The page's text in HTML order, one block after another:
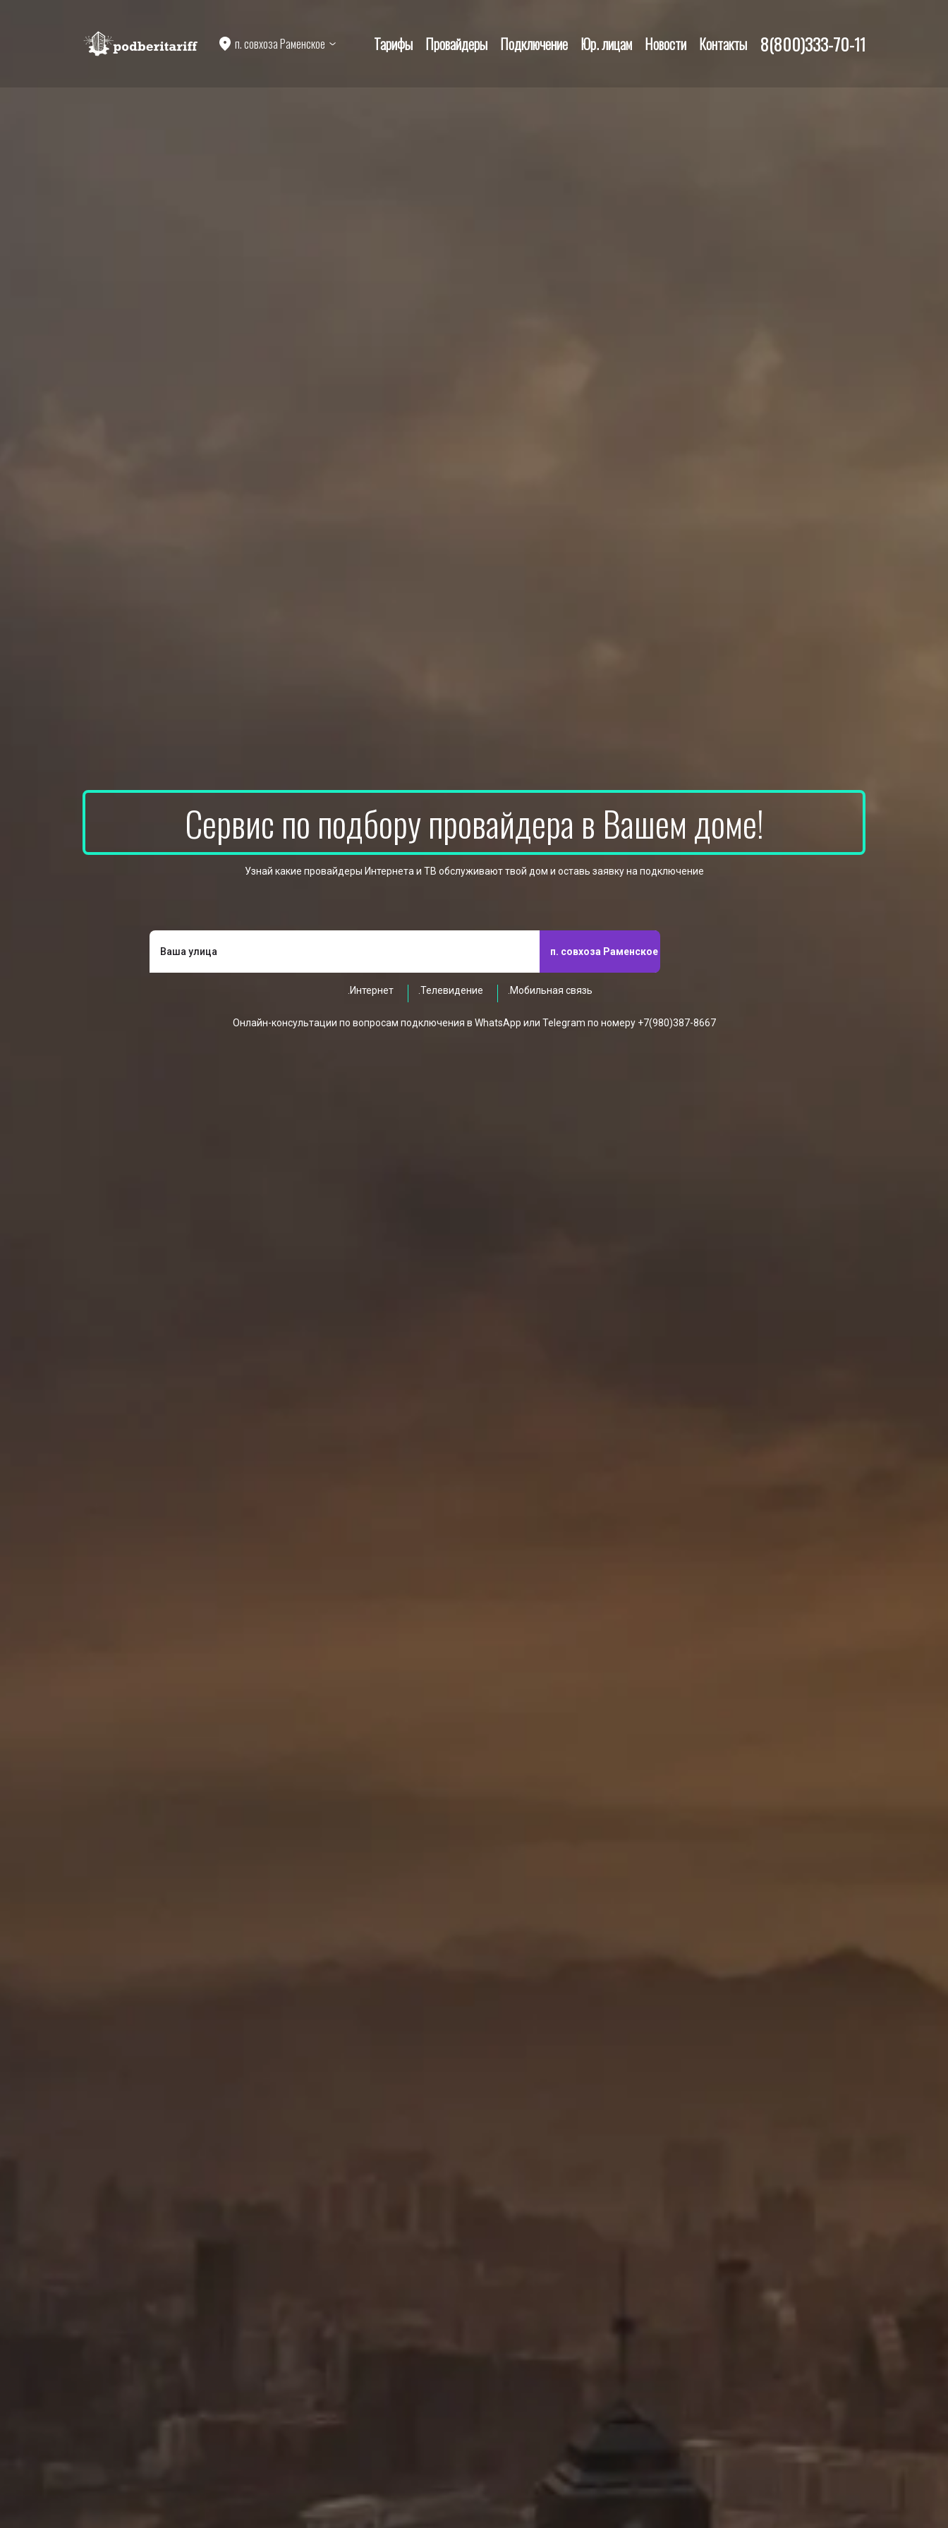
п. совхоза Раменское Тарифы Провайдеры Подключение Юр. лицам Новости Контакты 8(800)333-70-11
Сервис по подбору провайдера в Вашем доме!
Узнай какие провайдеры Интернета и ТВ обслуживают твой дом и оставь заявку на подключение
п. совхоза Раменское
.Интернет .Телевидение .Мобильная связь
Онлайн-консультации по вопросам подключения в WhatsApp или Telegram по номеру +7(980)387-8667